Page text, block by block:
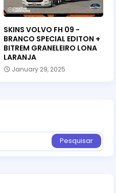
SKINS VOLVO FH 09 -
BRANCO SPECIAL EDITON +
BITREM GRANELEIRO LONA
LARANJA
January 29, 2025